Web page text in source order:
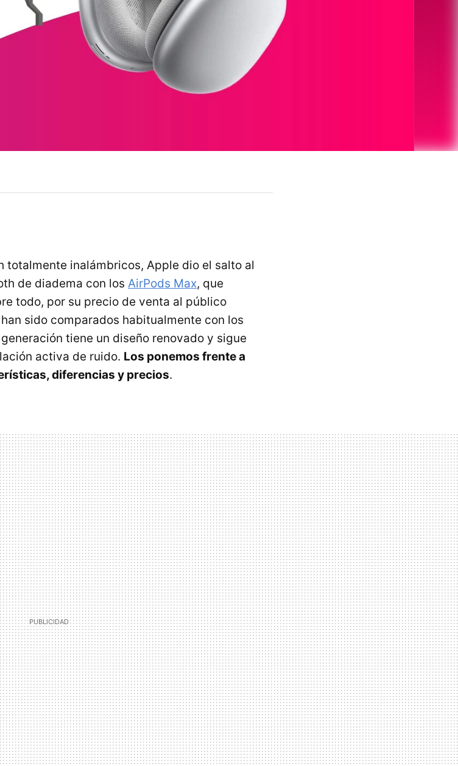
totalmente inalámbricos, Apple dio el salto al
de diadema con los AirPods Max, que
todo, por su precio de venta al público
sido comparados habitualmente con los
tiene un diseño renovado y sigue
activa de ruido. Los ponemos frente a
diferencias y precios.